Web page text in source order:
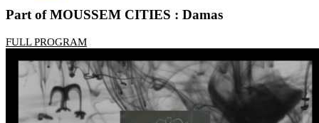
Part of MOUSSEM CITIES : Damas
FULL PROGRAM